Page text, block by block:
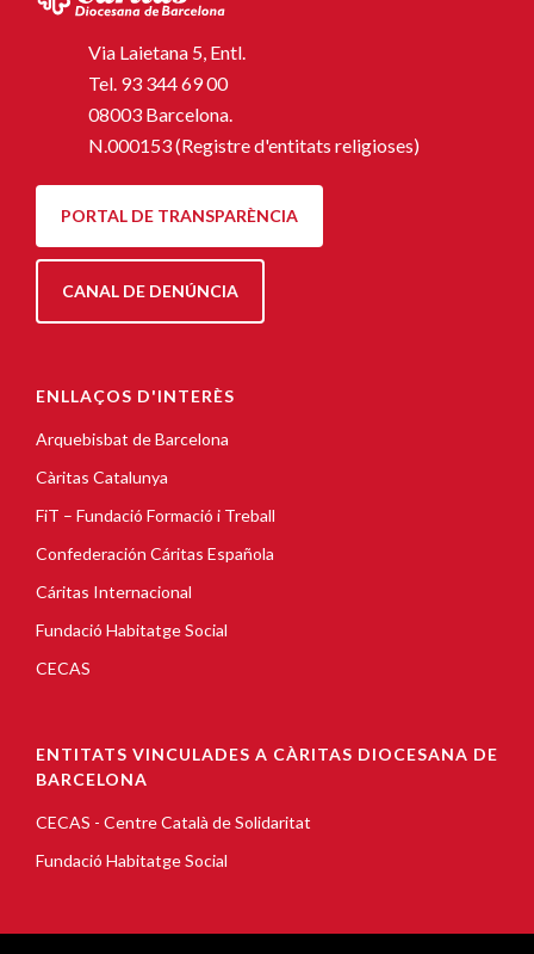
Via Laietana 5, Entl.
Tel. 93 344 69 00
08003 Barcelona.
N.000153 (Registre d'entitats religioses)
PORTAL DE TRANSPARÈNCIA
CANAL DE DENÚNCIA
ENLLAÇOS D'INTERÈS
Arquebisbat de Barcelona
Càritas Catalunya
FiT – Fundació Formació i Treball
Confederación Cáritas Española
Cáritas Internacional
Fundació Habitatge Social
CECAS
ENTITATS VINCULADES A CÀRITAS DIOCESANA DE
BARCELONA
CECAS - Centre Català de Solidaritat
Fundació Habitatge Social